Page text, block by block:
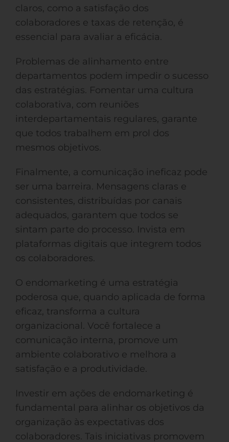
claros, como a satisfação dos
colaboradores e taxas de retenção, é
essencial para avaliar a eficácia.
Problemas de alinhamento entre
departamentos podem impedir o sucesso
das estratégias. Fomentar uma cultura
colaborativa, com reuniões
interdepartamentais regulares, garante
que todos trabalhem em prol dos
mesmos objetivos.
Finalmente, a comunicação ineficaz pode
ser uma barreira. Mensagens claras e
consistentes, distribuídas por canais
adequados, garantem que todos se
sintam parte do processo. Invista em
plataformas digitais que integrem todos
os colaboradores.
O endomarketing é uma estratégia
poderosa que, quando aplicada de forma
eficaz, transforma a cultura
organizacional. Você fortalece a
comunicação interna, promove um
ambiente colaborativo e melhora a
satisfação e a produtividade.
Investir em ações de endomarketing é
fundamental para alinhar os objetivos da
organização às expectativas dos
colaboradores. Tais iniciativas promovem